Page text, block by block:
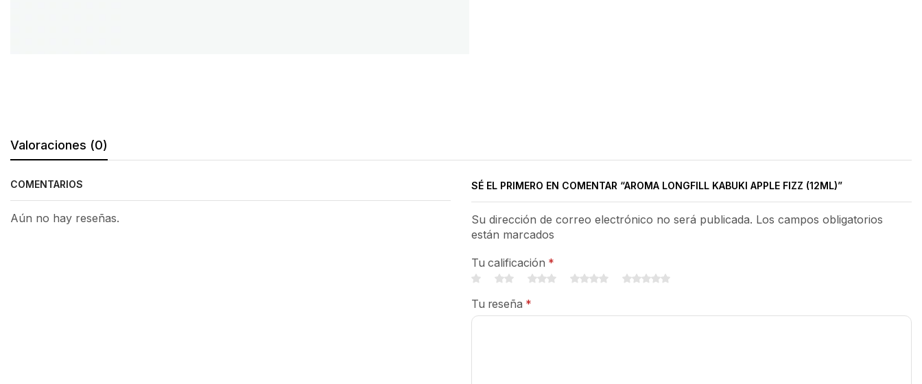
Valoraciones (0)
COMENTARIOS
Aún no hay reseñas.
SÉ EL PRIMERO EN COMENTAR “AROMA LONGFILL KABUKI APPLE FIZZ (12ML)”
Su dirección de correo electrónico no será publicada. Los campos obligatorios
están marcados
Tu calificación *
Tu reseña *